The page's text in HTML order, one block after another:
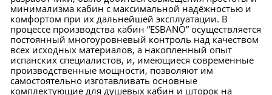
минимализма кабин с максимальной надёжностью и
комфортом при их дальнейшей эксплуатации. В
процессе производства кабин “ESBANO” осуществляется
постоянный многоуровневый контроль над качеством
всех исходных материалов, а накопленный опыт
испанских специалистов, и, имеющиеся современные
производственные мощности, позволяют им
самостоятельно изготавливать основные
комплектующие для душевых кабин и шторок на